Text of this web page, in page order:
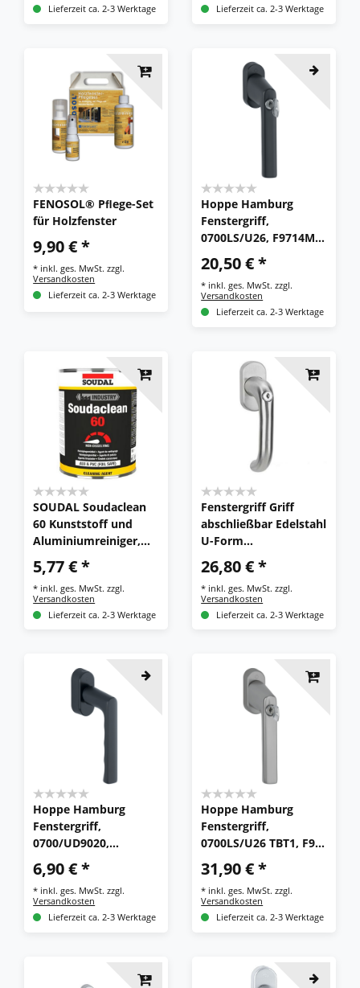
Lieferzeit ca. 2-3 Werktage Lieferzeit ca. 2-3 Werktage
FENOSOL® Pﬂege-Set
für Holzfenster
9,90 € *
* inkl. ges. MwSt. zzgl.
Versandkosten
Lieferzeit ca. 2-3 Werktage
Hoppe Hamburg
Fenstergriff,
0700LS/U26, F9714M
schwarz matt,
abschließbar, Secu100
20,50 € *
* inkl. ges. MwSt. zzgl.
Versandkosten
Lieferzeit ca. 2-3 Werktage
SOUDAL Soudaclean
60 Kunststoff und
Aluminiumreiniger,
nicht anlösend, 1L
5,77 € *
* inkl. ges. MwSt. zzgl.
Versandkosten
Lieferzeit ca. 2-3 Werktage
Fenstergriff Griff
abschließbar Edelstahl
U-Form
138.1070.FG.ES 24/31-
36/42
26,80 € *
* inkl. ges. MwSt. zzgl.
Versandkosten
Lieferzeit ca. 2-3 Werktage
Hoppe Hamburg
Fenstergriff,
0700/UD9020,
SecuForte, F9714M
schwarz matt
6,90 € *
* inkl. ges. MwSt. zzgl.
Versandkosten
Lieferzeit ca. 2-3 Werktage
Hoppe Hamburg
Fenstergriff,
0700LS/U26 TBT1, F9
stahlfarben
31,90 € *
* inkl. ges. MwSt. zzgl.
Versandkosten
Lieferzeit ca. 2-3 Werktage